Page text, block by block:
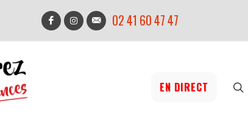
02 41 60 47 47
EN DIRECT